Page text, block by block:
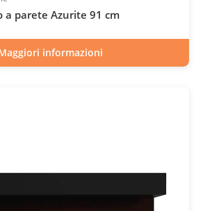
a parete Azurite 91 cm
22.0% IVA
informazioni